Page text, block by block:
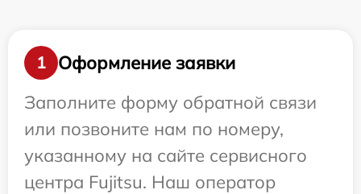
1
Оформление заявки
Заполните форму обратной связи
или позвоните нам по номеру,
указанному на сайте сервисного
центра Fujitsu. Наш оператор